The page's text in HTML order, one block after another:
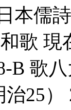
本儒
歌
B 歌
治25